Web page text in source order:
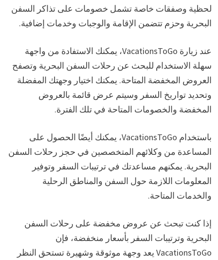
لحظية وصفقات خاصة تشمل خصومات على تذاكر السفن
البحرية وحزم تتضمن الإقامة والوجبات وخدمات إضافية.
عند زيارة VacationsToGo، يمكنك الاستفادة من واجهة
سهلة الاستخدام للبحث عن رحلات السفن البحرية وتصفح
العروض المخفضة المتاحة. يمكنك اختيار وجهتك المفضلة
وتحديد تواريخ السفر وسيتم عرض قائمة بالعروض
المخفضة والخصومات المتاحة في تلك الفترة.
باستخدام VacationsToGo، يمكنك أيضًا الحصول على
المساعدة من وكلائهم المتخصصين في حجز رحلات السفن
البحرية. يمكنهم مساعدتك في ترتيبات السفر وتوفير
المعلومات اللازمة حول السفن والمناطق الرحلية
والخدمات المتاحة.
إذا كنت تبحث عن عروض مخفضة على رحلات السفن
البحرية وترتيبات السفر بأسعار منخفضة، فإن
VacationsToGo يعد وجهة موثوقة وشهيرة تستحق النظر